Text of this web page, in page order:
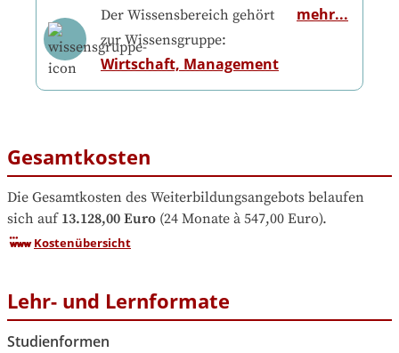
Der Wissensbereich gehört
zur Wissensgruppe:
Wirtschaft, Management
mehr...
Gesamtkosten
Die Gesamtkosten des Weiterbildungsangebots belaufen
sich auf 13.128,00 Euro (24 Monate à 547,00 Euro).
Kostenübersicht
Lehr- und Lernformate
Studienformen